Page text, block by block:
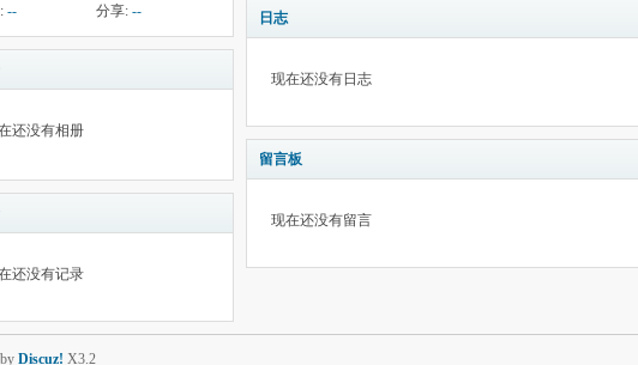
-- 分享: --
还没有相册
还没有记录
日志
现在还没有日志
留言板
现在还没有留言
Discuz! X3.2